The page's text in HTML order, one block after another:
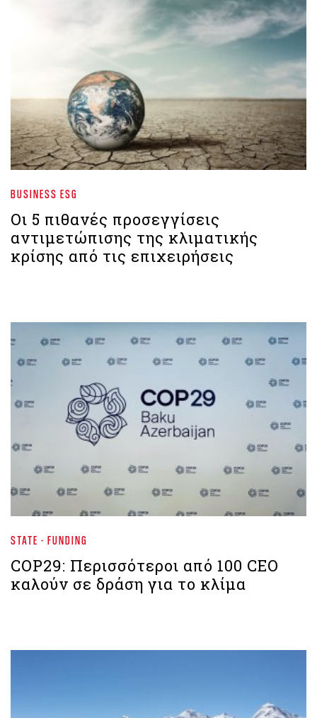
BUSINESS ESG
Οι 5 πιθανές προσεγγίσεις
αντιμετώπισης της κλιματικής
κρίσης από τις επιχειρήσεις
STATE - FUNDING
COP29: Περισσότεροι από 100 CEO
καλούν σε δράση για το κλίμα